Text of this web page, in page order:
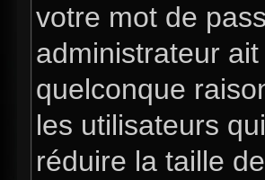
votre mot de
administrateur
quelconque
les utilisateurs
réduire la taille